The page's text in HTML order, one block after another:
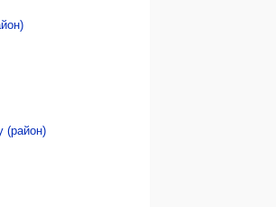
(район)